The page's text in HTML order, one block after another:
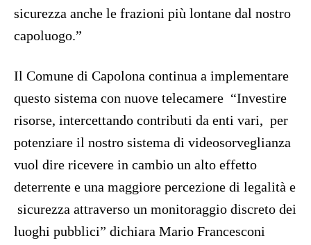
sicurezza anche le frazioni più lontane dal nostro
capoluogo.”
Il Comune di Capolona continua a implementare
questo sistema con nuove telecamere “Investire
risorse, intercettando contributi da enti vari, per
potenziare il nostro sistema di videosorveglianza
vuol dire ricevere in cambio un alto effetto
deterrente e una maggiore percezione di legalità e
sicurezza attraverso un monitoraggio discreto dei
luoghi pubblici” dichiara Mario Francesconi